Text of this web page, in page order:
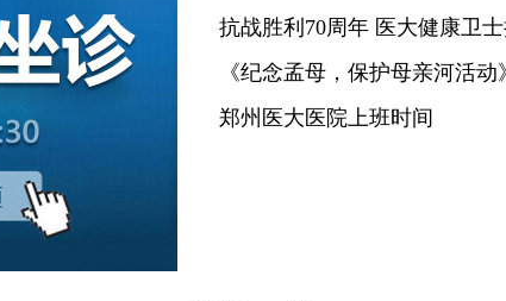
抗战胜利70周年 医大健康卫
《纪念孟母，保护母亲河活动
郑州医大医院上班时间